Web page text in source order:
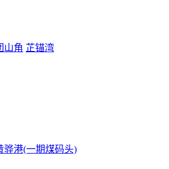
山角 芷锚湾
骅港(一期煤码头)